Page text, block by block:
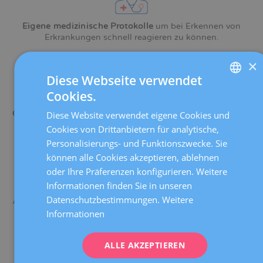
Eigene medizinische Protokolle um bei Erkennen von
Erkrankungen schnell reagieren zu können.
Gynäkologische Diagnoseeinheit mit Spezialisten, die sich
ausschließlich mit der Bilddiagnostik beschäftigen.
Auf dem neuesten Stand der Technik, mit der modernsten
Ausrüstung wie strahlungsarme digitale
CATALÀ
DEUTSCH
×
Diese Webseite verwendet
Cookies.
Diese Website verwendet eigene Cookies und
Cookies von Drittanbietern für analytische,
Personalisierungs- und Funktionszwecke. Sie
können alle Cookies akzeptieren, ablehnen
oder Ihre Präferenzen konfigurieren. Weitere
Informationen finden Sie in unseren
Datenschutzbestimmungen. Weitere
Informationen
ALLE AKZEPTIEREN